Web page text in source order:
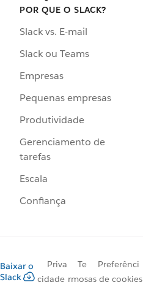
POR QUE O SLACK?
Slack vs. E-mail
Slack ou Teams
Empresas
Pequenas empresas
Produtividade
Gerenciamento de
tarefas
Escala
Confiança
Baixar o
Slack
Priva
cidade
Te
rmos
Preferênci
as de cookies